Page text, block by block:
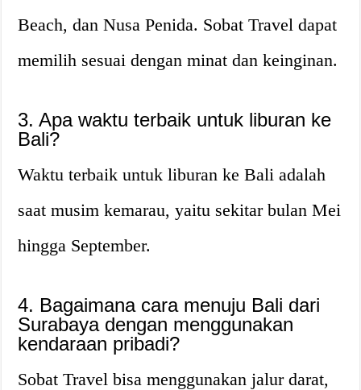
Beach, dan Nusa Penida. Sobat Travel dapat
memilih sesuai dengan minat dan keinginan.
3. Apa waktu terbaik untuk liburan ke
Bali?
Waktu terbaik untuk liburan ke Bali adalah
saat musim kemarau, yaitu sekitar bulan Mei
hingga September.
4. Bagaimana cara menuju Bali dari
Surabaya dengan menggunakan
kendaraan pribadi?
Sobat Travel bisa menggunakan jalur darat,